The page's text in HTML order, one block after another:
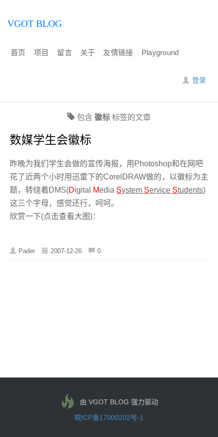
VGOT BLOG
首页 项目 留言 关于 友情链接 Playground
登录
包含 徽标 标签的文章
数媒学生会徽标
昨晚为我们学生会做的宣传海报，用Photoshop和在网吧
花了近两个小时用迅雷下的CorelDRAW做的，以徽标为主
题，转绕着DMS(Digital Media System Service Students)
这三个字母，感觉还行，呵呵。
欣赏一下(点击查看大图)：
Pader 2007-12-26 0
由 VGOT BLOG 强力驱动
皖ICP备17000202号-1